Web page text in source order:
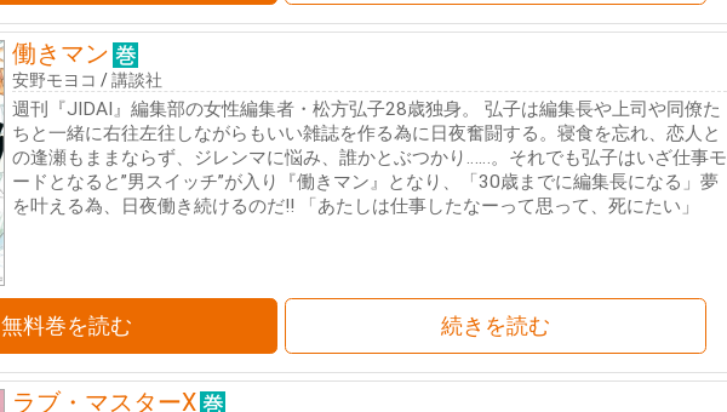
働きマン
安野モヨコ /講談社
週刊『JIDAI』編集部の女性編集者・松方弘子28歳独身。 弘子は編集長や上司や同僚た
ちと一緒に右往左往しながらもいい雑誌を作る為に日夜奮闘する。寝食を忘れ、恋人と
の逢瀬もままならず、ジレンマに悩み、誰かとぶつかり……。それでも弘子はいざ仕事モ
ードとなると”男スイッチ”が入り『働きマン』となり、「30歳までに編集長になる」夢
を叶える為、日夜働き続けるのだ!! 「あたしは仕事したなーって思って、死にたい」
無料巻を読む 続きを読む
ラブ・マスターX